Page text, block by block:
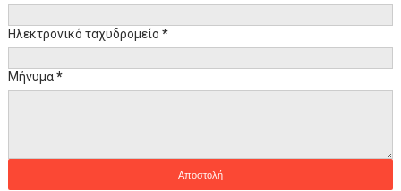
Ηλεκτρονικό ταχυδρομείο *
Μήνυμα*